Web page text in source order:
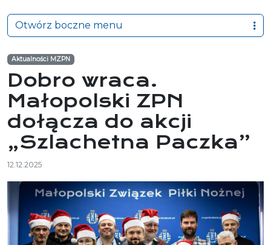
Aktualności MZPN
Dobro wraca.
Małopolski ZPN
dołącza do akcji
„Szlachetna Paczka”
12.12.2025
Otwórz boczne menu